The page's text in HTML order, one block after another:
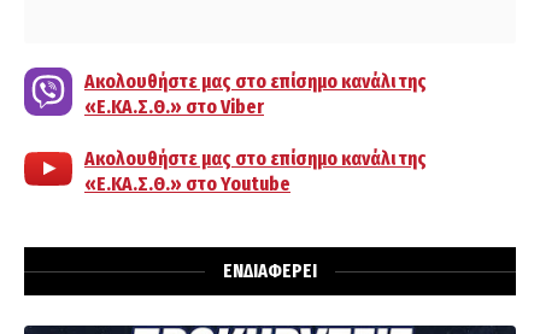
Ακολουθήστε μας στο επίσημο κανάλι της
«Ε.ΚΑ.Σ.Θ.» στο Viber
Ακολουθήστε μας στο επίσημο κανάλι της
«Ε.ΚΑ.Σ.Θ.» στο Youtube
ΕΝΔΙΑΦΕΡΕΙ